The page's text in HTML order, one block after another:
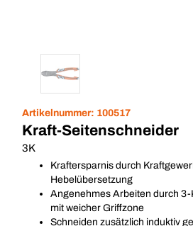
Artikelnummer: 100517
Kraft-Seitenschneider
3K
Kraftersparnis durch
Hebelübersetzung
Angenehmes Arbeiten durch
mit weicher Griffzone
Schneiden zusätzlich induktiv